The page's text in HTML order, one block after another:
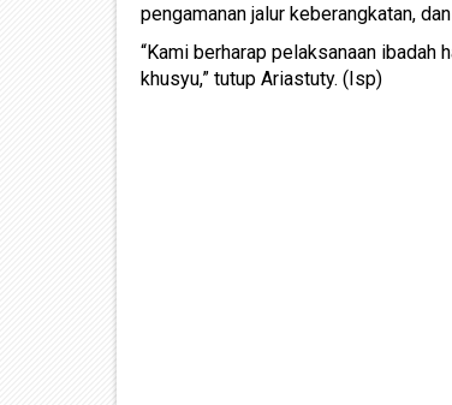
pengamanan jalur keberangkatan,
“Kami berharap pelaksanaan ibadah
khusyu,” tutup Ariastuty. (Isp)